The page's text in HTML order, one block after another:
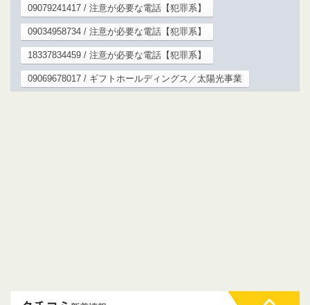
09079241417 / 注意が必要な電話【犯罪系】
09034958734 / 注意が必要な電話【犯罪系】
18337834459 / 注意が必要な電話【犯罪系】
09069678017 / ギフトホールディングス／太陽光事業